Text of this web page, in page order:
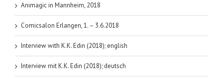
Animagic in Mannheim, 2018
Comicsalon Erlangen, 1. – 3.6.2018
Interview with K.K. Edin (2018); english
Interview mit K.K. Edin (2018); deutsch